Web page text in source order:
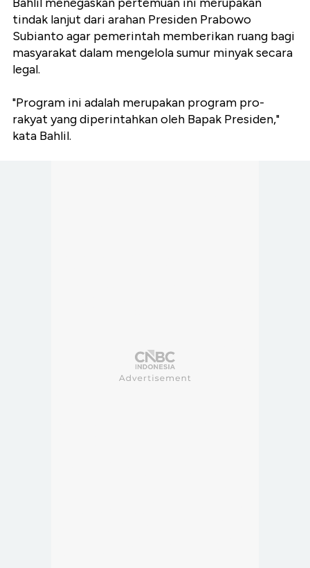
tindak lanjut dari arahan Presiden Prabowo
Subianto agar pemerintah memberikan ruang bagi
masyarakat dalam mengelola sumur minyak secara
legal.
"Program ini adalah merupakan program pro-
rakyat yang diperintahkan oleh Bapak Presiden,"
kata Bahlil.